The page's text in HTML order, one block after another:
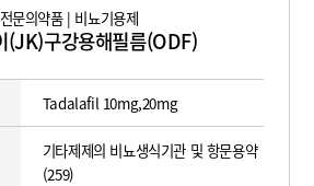
전문의약품 | 비뇨기용제
(JK)구강용해필름(ODF)
Tadalafil 10mg,20mg
기타제제의 비뇨생식기관 및 항문용약
(259)